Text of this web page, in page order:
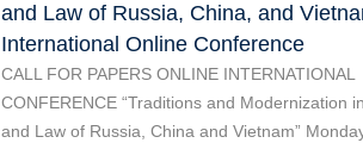
and Law of Russia, China, and
International Online Conference
CALL FOR PAPERS ONLINE INTERNATIONAL
CONFERENCE “Traditions and Modernization
and Law of Russia, China and Vietnam”